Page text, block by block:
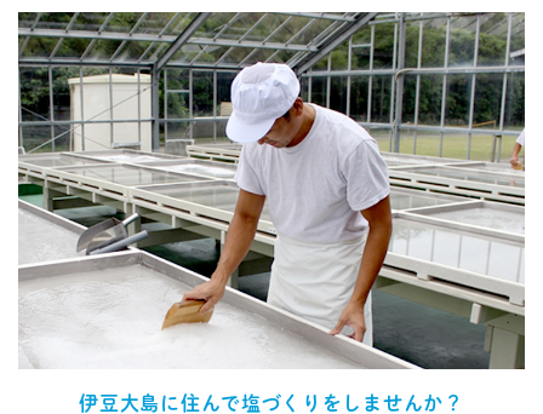
伊豆大島に住んで塩づくりをしませんか？